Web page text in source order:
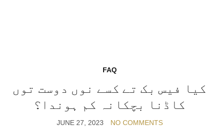
FAQ
کیا فیس بک تے کسے نوں دوست توں
کاڈنا بچکانہ کم ہوندا؟
JUNE 27, 2023 NO COMMENTS